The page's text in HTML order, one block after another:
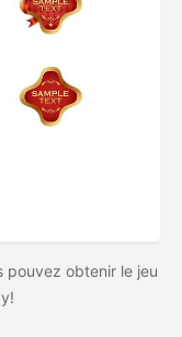
pouvez obtenir le jeu